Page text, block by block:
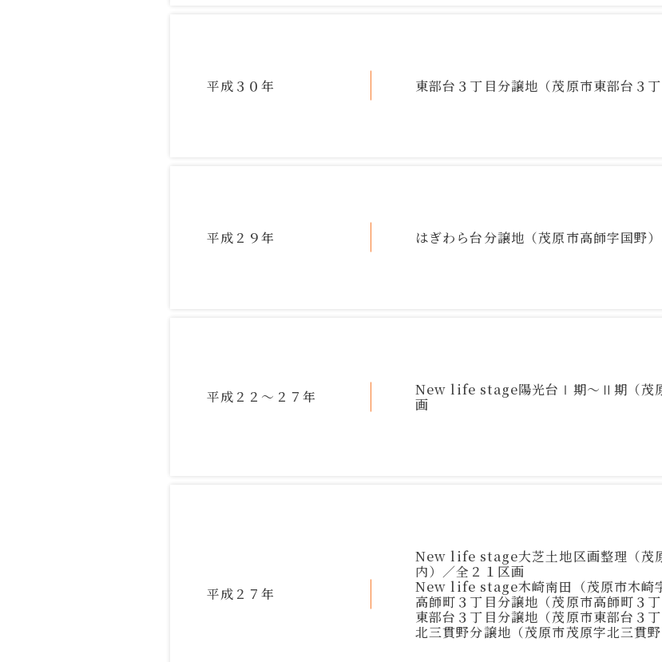
平成３０年 東部台３丁目分譲地（茂原市東部台３
平成２９年 はぎわら台分譲地（茂原市高師字国野
平成２２～２７年
New life stage陽光台Ⅰ期～Ⅱ期（茂
画
平成２７年
New life stage大芝土地区画整理（茂
内）／全２１区画
New life stage木崎南田（茂原市木崎
高師町３丁目分譲地（茂原市高師町３
東部台３丁目分譲地（茂原市東部台３
北三貫野分譲地（茂原市茂原字北三貫